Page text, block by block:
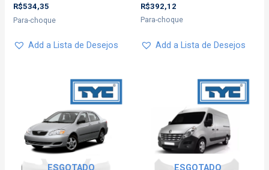
R$534,35
Para-choque
Add a Lista de Desejos
R$392,12
Para-choque
Add a Lista de Desejos
ESGOTADO ESGOTADO